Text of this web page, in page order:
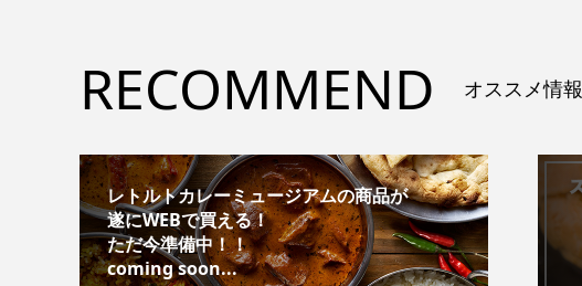
RECOMMEND オススメ情報
レトルトカレーミュージアムの商品が
遂にWEBで買える！
ただ今準備中！！
coming soon...